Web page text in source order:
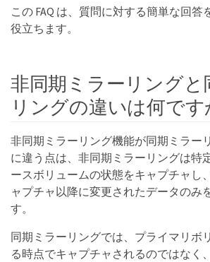
この FAQ は、質問に対する簡単な回答
役立ちます。
非同期ミラーリングと
リングの違いは何です
非同期ミラーリング機能が同期ミラー
に違う点は、非同期ミラーリングは特
ースボリュームの状態をキャプチャし
ャプチャ以降に変更されたデータのみ
す。
同期ミラーリングでは、プライマリボ
る時点でキャプチャされるのではなく